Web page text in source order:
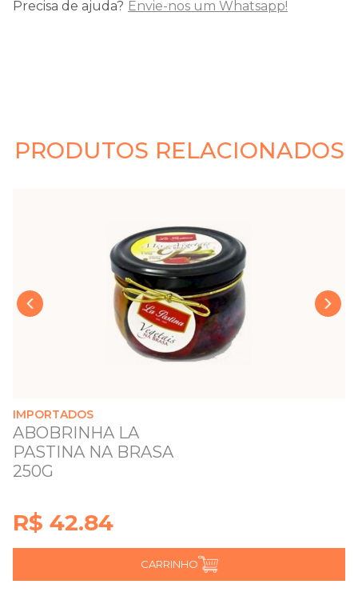
Precisa de ajuda? Envie-nos um Whatsapp!
PRODUTOS RELACIONADOS
IMPORTADOS
ABOBRINHA LA
PASTINA NA BRASA
250G
R$ 42.84
CARRINHO
‹ ›